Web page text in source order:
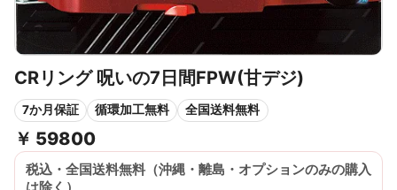
CRリング 呪いの7日間FPW(甘デジ)
7か月保証 循環加工無料 全国送料無料
￥ 59800
税込・全国送料無料（沖縄・離島・オプションのみの購入